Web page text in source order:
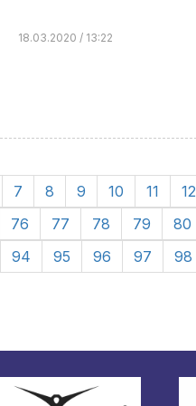
18.03.2020 / 13:22
7 8 9 10 11 12
76 77 78 79 80
94 95 96 97 98